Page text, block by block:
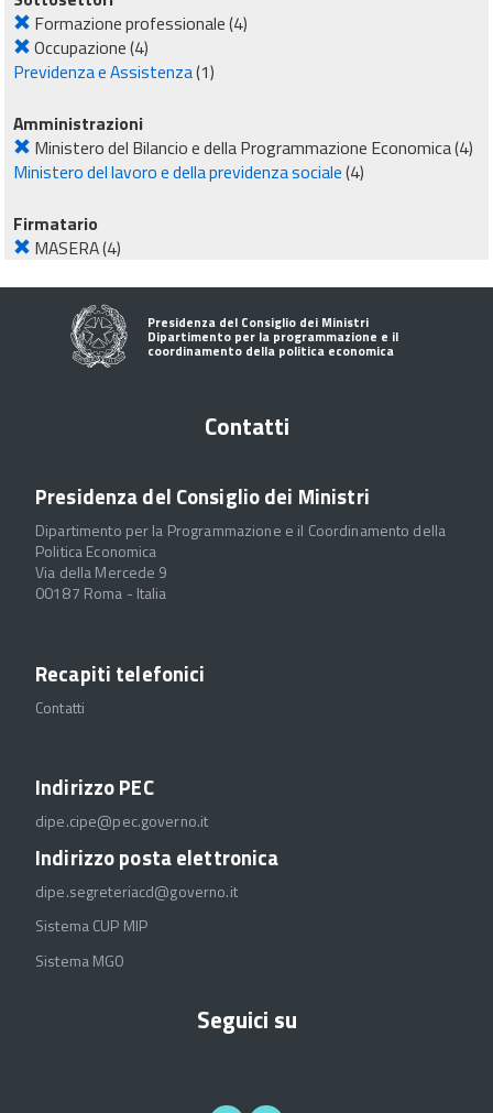
Formazione professionale(4)
Occupazione(4)
Previdenza e Assistenza(1)
Amministrazioni
Ministero del Bilancio e della Programmazione Economica(4)
Ministero del lavoro e della previdenza sociale(4)
Firmatario
MASERA(4)
Presidenza del Consiglio dei Ministri
Dipartimento per la programmazione e il
coordinamento della politica economica
Contatti
Presidenza del Consiglio dei Ministri
Dipartimento per la Programmazione e il Coordinamento della
Politica Economica
Via della Mercede 9
00187 Roma - Italia
Recapiti telefonici
Contatti
Indirizzo PEC
dipe.cipe@pec.governo.it
Indirizzo posta elettronica
dipe.segreteriacd@governo.it
Sistema CUP MIP
Sistema MGO
Seguici su